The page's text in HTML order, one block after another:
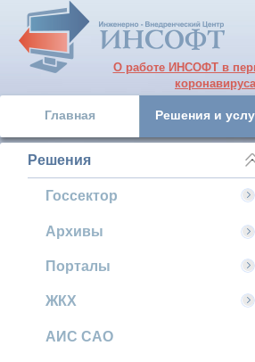
О работе ИНСОФТ в
коронавируса
Главная Решения и
Решения
Госсектор
Архивы
Порталы
ЖКХ
АИС САО